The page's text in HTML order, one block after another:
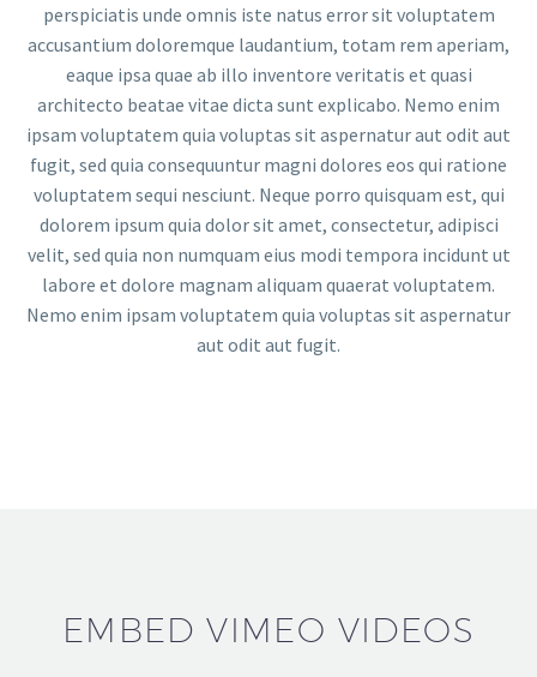
perspiciatis unde omnis iste natus error sit voluptatem
accusantium doloremque laudantium, totam rem aperiam,
eaque ipsa quae ab illo inventore veritatis et quasi
architecto beatae vitae dicta sunt explicabo. Nemo enim
ipsam voluptatem quia voluptas sit aspernatur aut odit aut
fugit, sed quia consequuntur magni dolores eos qui ratione
voluptatem sequi nesciunt. Neque porro quisquam est, qui
dolorem ipsum quia dolor sit amet, consectetur, adipisci
velit, sed quia non numquam eius modi tempora incidunt ut
labore et dolore magnam aliquam quaerat voluptatem.
Nemo enim ipsam voluptatem quia voluptas sit aspernatur
aut odit aut fugit.
EMBED VIMEO VIDEOS